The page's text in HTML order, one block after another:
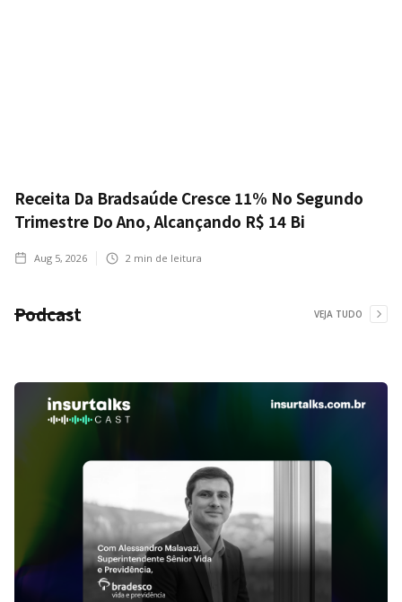
Receita Da Bradsaúde Cresce 11% No Segundo
Trimestre Do Ano, Alcançando R$ 14 Bi
Aug 5, 2026 2 min de leitura
Podcast VEJA TUDO